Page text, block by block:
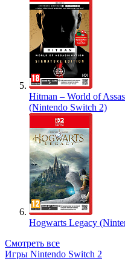
Hitman – World of
(Nintendo Switch 2)
Hogwarts Legacy
Смотреть все
Игры Nintendo Switch 2